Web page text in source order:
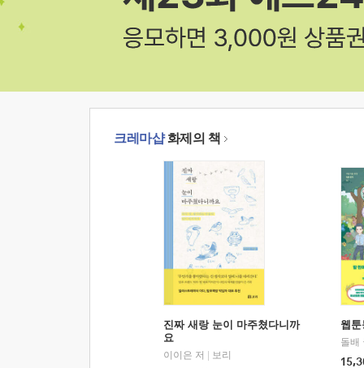
크레마샵화제의 책
진짜 새랑 눈이 마주쳤다니까
요
이이은 저
보리
웹
돌배